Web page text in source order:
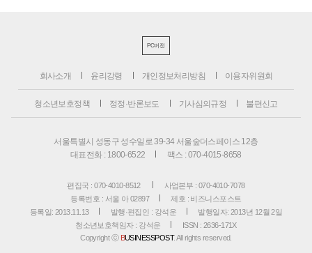
PC버전
회사소개 윤리강령 개인정보처리방침 이용자위원회
청소년보호정책 정정·반론보도 기사심의규정 불편신고
서울특별시 성동구 성수일로 39-34 서울숲더스페이스 12층
대표전화 : 1800-6522
팩스 : 070-4015-8658
편집국 : 070-4010-8512
사업본부 : 070-4010-7078
등록번호 : 서울 아 02897
제호 : 비즈니스포스트
등록일: 2013.11.13
발행·편집인 : 강석운
발행일자: 2013년 12월 2일
청소년보호책임자 : 강석운
ISSN : 2636-171X
Copyright ⓒ BUSINESSPOST. All rights reserved.